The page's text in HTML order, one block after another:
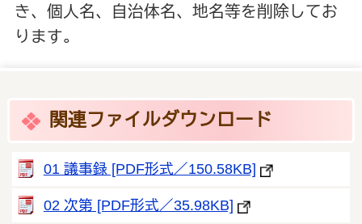
き、個人名、自治体名、地名等を削除してお
ります。
関連ファイルダウンロード
01 議事録 [PDF形式／150.58KB]
02 次第 [PDF形式／35.98KB]